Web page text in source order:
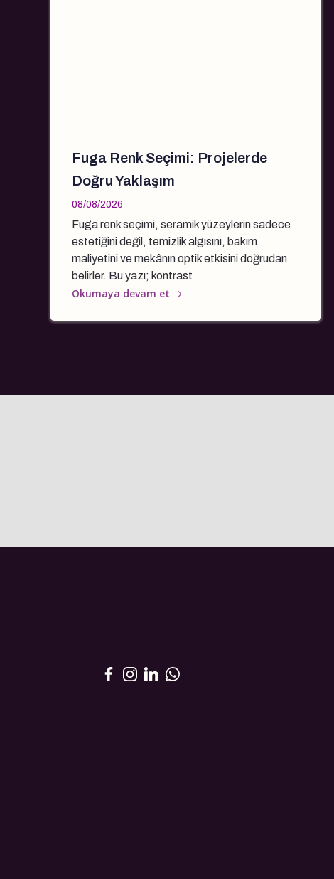
Fuga Renk Seçimi: Projelerde
Doğru Yaklaşım
08/08/2026
Fuga renk seçimi, seramik yüzeylerin sadece
estetiğini değil, temizlik algısını, bakım
maliyetini ve mekânın optik etkisini doğrudan
belirler. Bu yazı; kontrast
Okumaya devam et